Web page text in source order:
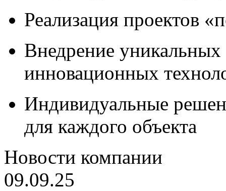
Реализация проектов
Внедрение уникальных
инновационных
Индивидуальные
для каждого объекта
Новости компании
09.09.25